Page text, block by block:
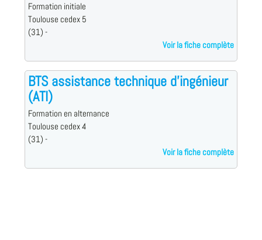
Formation initiale
Toulouse cedex 5
(31) -
Voir la fiche complète
BTS assistance technique d'ingénieur
(ATI)
Formation en alternance
Toulouse cedex 4
(31) -
Voir la fiche complète